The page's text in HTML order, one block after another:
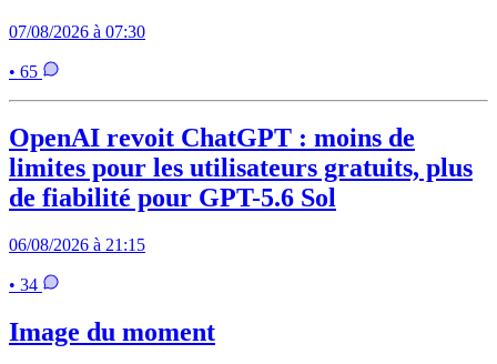
07/08/2026 à 07:30
• 65
OpenAI revoit ChatGPT : moins de
limites pour les utilisateurs gratuits, plus
de fiabilité pour GPT-5.6 Sol
06/08/2026 à 21:15
• 34
Image du moment